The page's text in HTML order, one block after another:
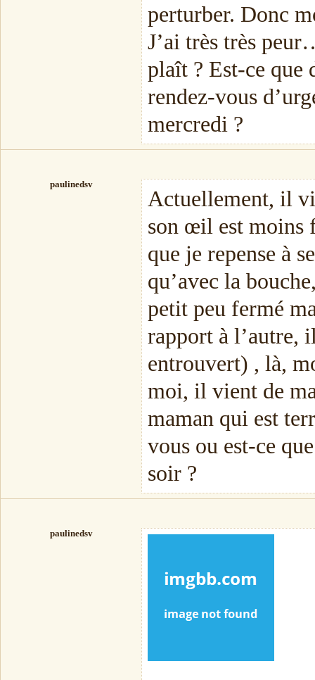
perturber. Donc
J’ai très très
plaît ? Est-ce que
rendez-vous
mercredi ?
paulinedsv
Actuellement, il
son œil est moins
que je repense à
qu’avec la
petit peu fermé
rapport à l’autre,
entrouvert) , là,
moi, il vient de
maman qui est
vous ou est-ce
soir ?
paulinedsv